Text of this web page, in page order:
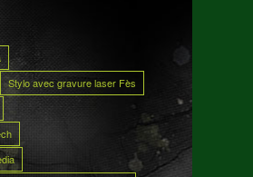
Stylo avec gravure laser Fès